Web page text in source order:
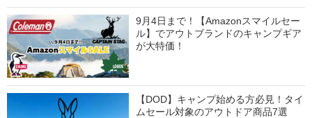
9月4日まで！【Amazonスマイルセー
ル】でアウトブランドのキャンプギア
が大特価！
【DOD】キャンプ始める方必見！タイ
ムセール対象のアウトドア商品7選